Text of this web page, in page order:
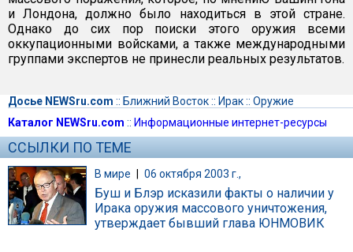
и Лондона, должно было находиться в этой стране.
Однако до сих пор поиски этого оружия всеми
оккупационными войсками, а также международными
группами экспертов не принесли реальных результатов.
Досье NEWSru.com :: Ближний Восток:: Ирак:: Оружие
Каталог NEWSru.com :: Информационные интернет-ресурсы
ССЫЛКИ ПО ТЕМЕ
В мире | 06 октября 2003 г.,
Буш и Блэр исказили факты о наличии у
Ирака оружия массового уничтожения,
утверждает бывший глава ЮНМОВИК